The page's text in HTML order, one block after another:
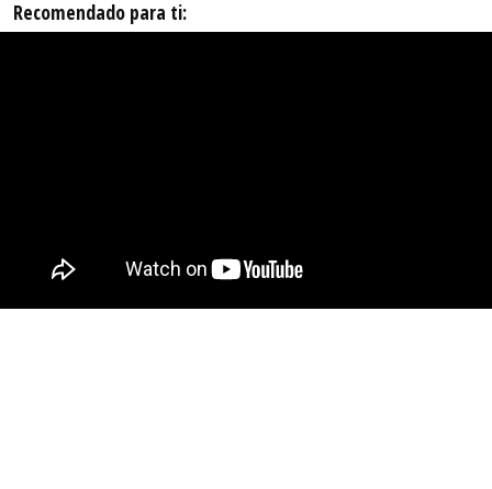
Recomendado para ti: